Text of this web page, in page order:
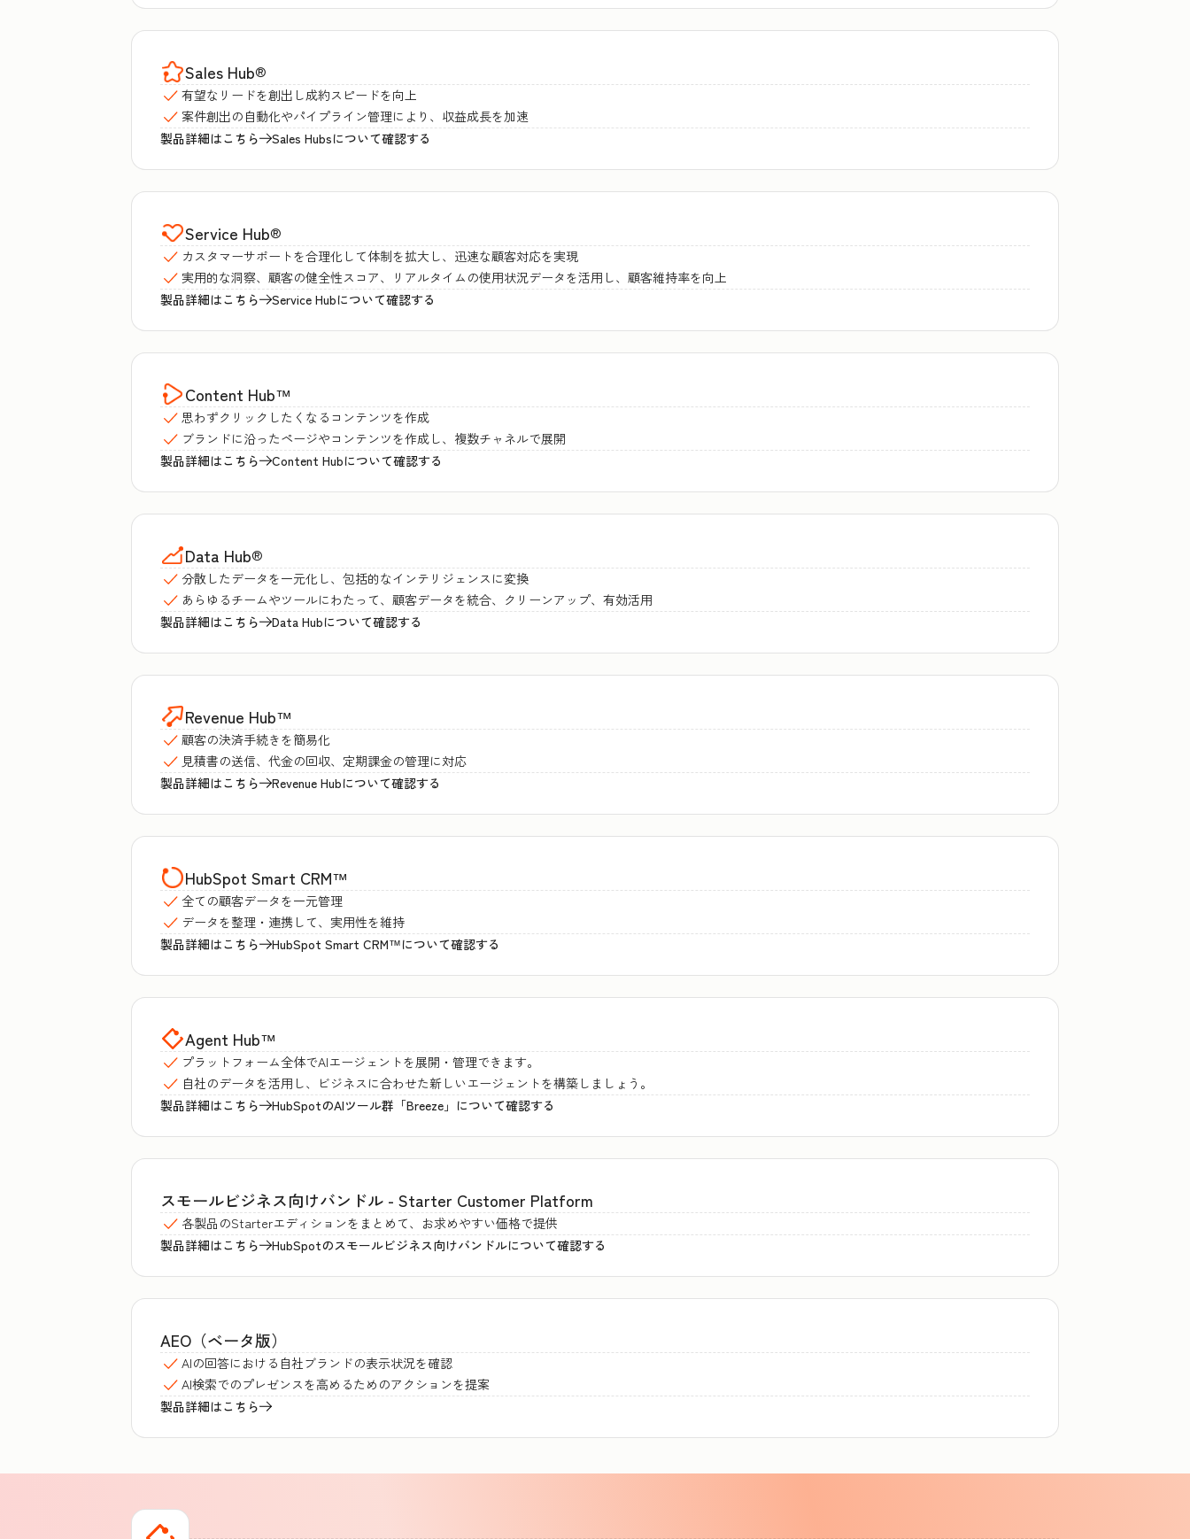
Sales Hub®
有望なリードを創出し成約スピードを向上
案件創出の自動化やパイプライン管理により、収益成長を加速
製品詳細はこちら
Sales Hubsについて確認する
Service Hub®
カスタマーサポートを合理化して体制を拡大し、迅速な顧客対応を実現
実用的な洞察、顧客の健全性スコア、リアルタイムの使用状況データを活用し、顧客維持率を向上
製品詳細はこちら
Service Hubについて確認する
Content Hub™
思わずクリックしたくなるコンテンツを作成
ブランドに沿ったページやコンテンツを作成し、複数チャネルで展開
製品詳細はこちら
Content Hubについて確認する
Data Hub®
分散したデータを一元化し、包括的なインテリジェンスに変換
あらゆるチームやツールにわたって、顧客データを統合、クリーンアップ、有効活用
製品詳細はこちら
Data Hubについて確認する
Revenue Hub™
顧客の決済手続きを簡易化
見積書の送信、代金の回収、定期課金の管理に対応
製品詳細はこちら
Revenue Hubについて確認する
HubSpot Smart CRM™
全ての顧客データを一元管理
データを整理・連携して、実用性を維持
製品詳細はこちら
HubSpot Smart CRM™について確認する
Agent Hub™
プラットフォーム全体でAIエージェントを展開・管理できます。
自社のデータを活用し、ビジネスに合わせた新しいエージェントを構築しましょう。
製品詳細はこちら
HubSpotのAIツール群「Breeze」について確認する
スモールビジネス向けバンドル - Starter Customer Platform
各製品のStarterエディションをまとめて、お求めやすい価格で提供
製品詳細はこちら
HubSpotのスモールビジネス向けバンドルについて確認する
AEO（ベータ版）
AIの回答における自社ブランドの表示状況を確認
AI検索でのプレゼンスを高めるためのアクションを提案
製品詳細はこちら